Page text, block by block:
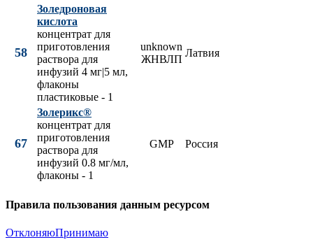
58
Золедроновая
кислота
концентрат для
приготовления
раствора для
инфузий 4 мг|5 мл,
флаконы
пластиковые - 1
unknown
ЖНВЛП
Латвия
67
Золерикс®
концентрат для
приготовления
раствора для
инфузий 0.8 мг/мл,
флаконы - 1
GMP Россия
Правила пользования данным ресурсом
ОтклоняюПринимаю